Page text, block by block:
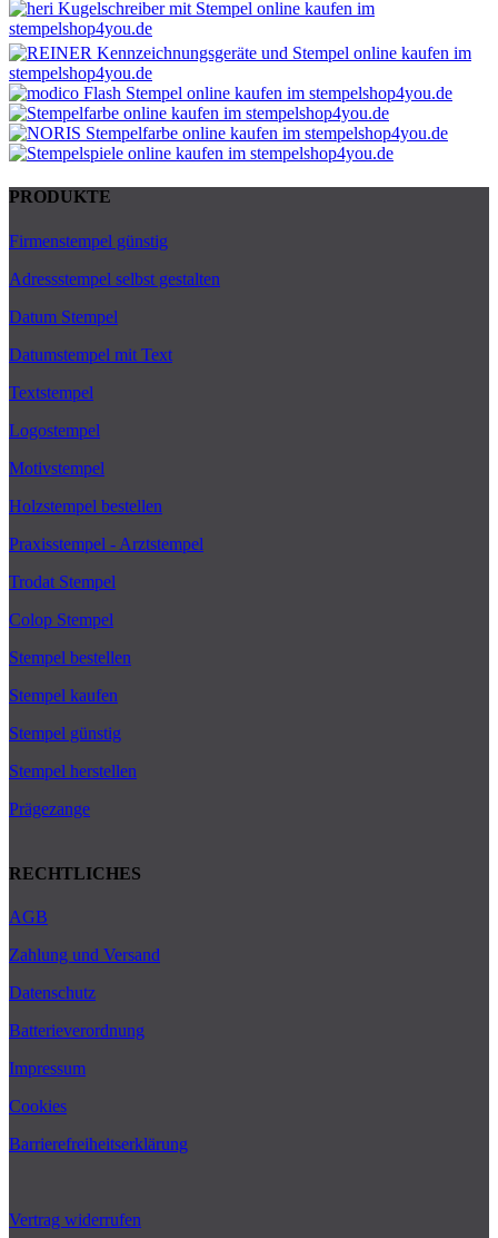
PRODUKTE
Firmenstempel günstig
Adressstempel selbst gestalten
Datum Stempel
Datumstempel mit Text
Textstempel
Logostempel
Motivstempel
Holzstempel bestellen
Praxisstempel - Arztstempel
Trodat Stempel
Colop Stempel
Stempel bestellen
Stempel kaufen
Stempel günstig
Stempel herstellen
Prägezange
RECHTLICHES
AGB
Zahlung und Versand
Datenschutz
Batterieverordnung
Impressum
Cookies
Barrierefreiheitserklärung
Vertrag widerrufen